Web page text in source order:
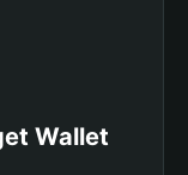
Wallet